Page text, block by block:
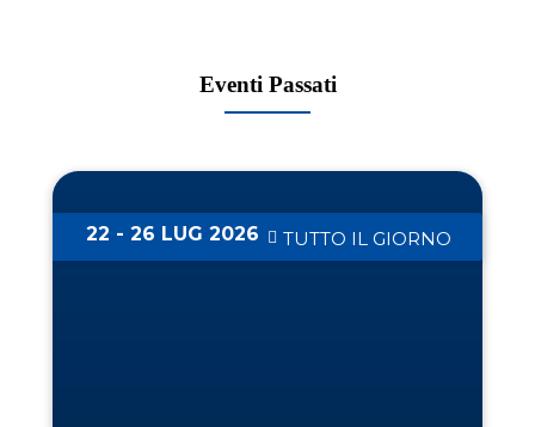
Eventi Passati
22 - 26 LUG 2026 TUTTO IL GIORNO